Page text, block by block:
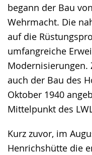
begann der Bau
Wehrmacht. Die
auf die
umfangreiche
Modernisierungen.
auch der Bau des
Oktober 1940
Mittelpunkt des
Kurz zuvor, im
Henrichshütte die